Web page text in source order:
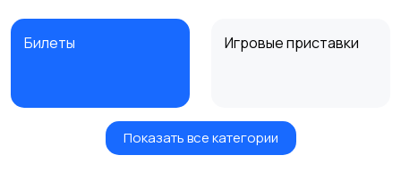
Билеты Игровые приставки
Игры для приставок и
Книги и журналы
Показать все категории